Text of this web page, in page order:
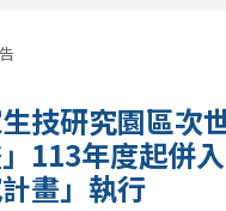
技研究園區次
113年度起併
畫」執行